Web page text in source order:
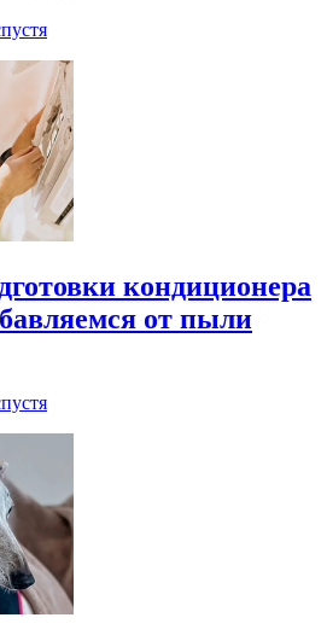
кондиционера
от пыли